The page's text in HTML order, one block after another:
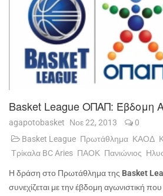
Basket League ΟΠΑΠ: Έβδομη
agapotobasket Νοε 22, 2013
0
Basket League Πρωτάθλημα ΚΑΟΔ
Τρίκαλα BC Aries ΠΑΟΚ Πανιώνιος
Η δράση στο Πρωτάθλημα της Basket
συνεχίζεται με την έβδομη αγωνιστική